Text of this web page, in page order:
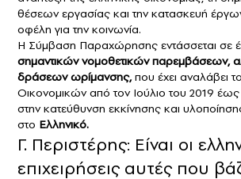
θέσεων εργασίας και την κατασκευή
οφέλη για την κοινωνία.
Η Σύμβαση Παραχώρησης εντάσσεται σε
σημαντικών νομοθετικών παρεμβάσεων,
δράσεων ωρίμανσης,που έχει αναλάβει
Οικονομικών από τον Ιούλιο του 2019
στην κατεύθυνση εκκίνησης και
στο Ελληνικό.
Γ. Περιστέρης: Είναι οι
επιχειρήσεις αυτές που